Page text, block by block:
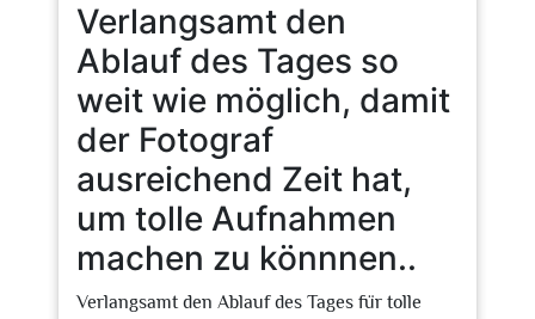
Verlangsamt den
Ablauf des Tages so
weit wie möglich, damit
der Fotograf
ausreichend Zeit hat,
um tolle Aufnahmen
machen zu könnnen..
Verlangsamt den Ablauf des Tages für tolle